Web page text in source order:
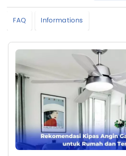
FAQ Informations